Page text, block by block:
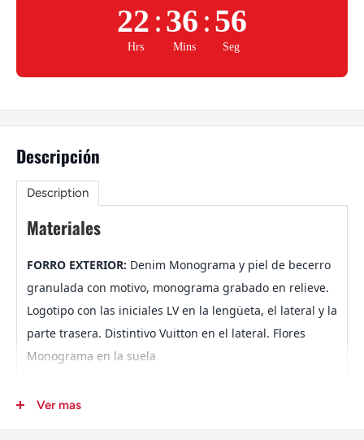
22 :36 :55
Hrs Mins Seg
Descripción
Description
Materiales
FORRO EXTERIOR: Denim Monograma y piel de becerro
granulada con motivo, monograma grabado en relieve.
Logotipo con las iniciales LV en la lengüeta, el lateral y la
parte trasera. Distintivo Vuitton en el lateral. Flores
Monograma en la suela
Ver mas